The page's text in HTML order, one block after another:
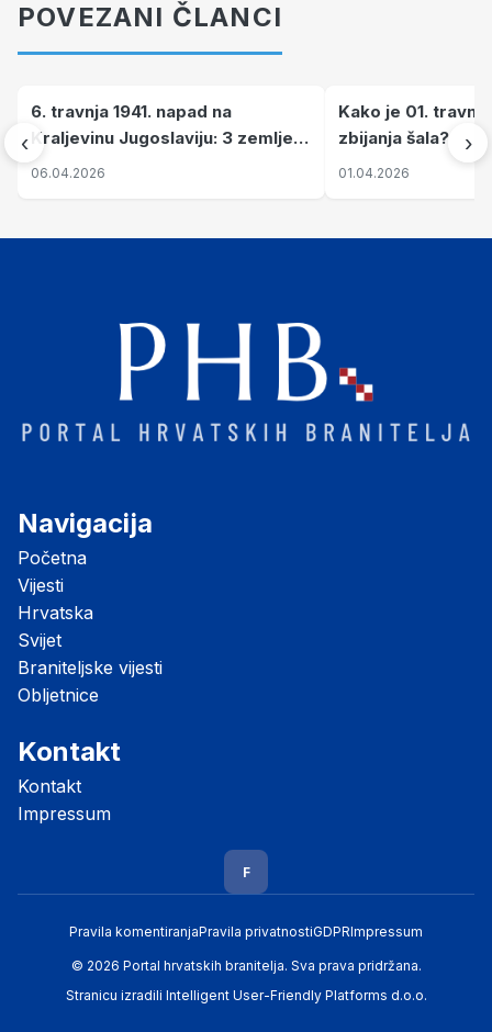
POVEZANI ČLANCI
‹
6. travnja 1941. napad na
Kraljevinu Jugoslaviju: 3 zemlje
nastale njenim raspadom
06.04.2026
Kako je 01.
zbijanja šala?
01.04.2026
›
Navigacija
Početna
Vijesti
Hrvatska
Svijet
Braniteljske vijesti
Obljetnice
Kontakt
Kontakt
Impressum
F
Pravila komentiranjaPravila privatnostiGDPRImpressum
© 2026 Portal hrvatskih branitelja. Sva prava pridržana.
Stranicu izradili Intelligent User-Friendly Platforms d.o.o.